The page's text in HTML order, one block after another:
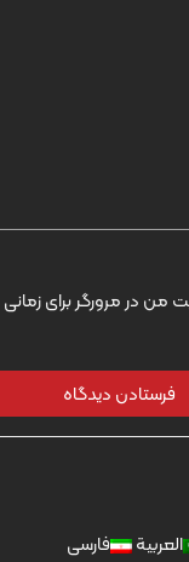
من در مرورگر برای
العربية فارسی